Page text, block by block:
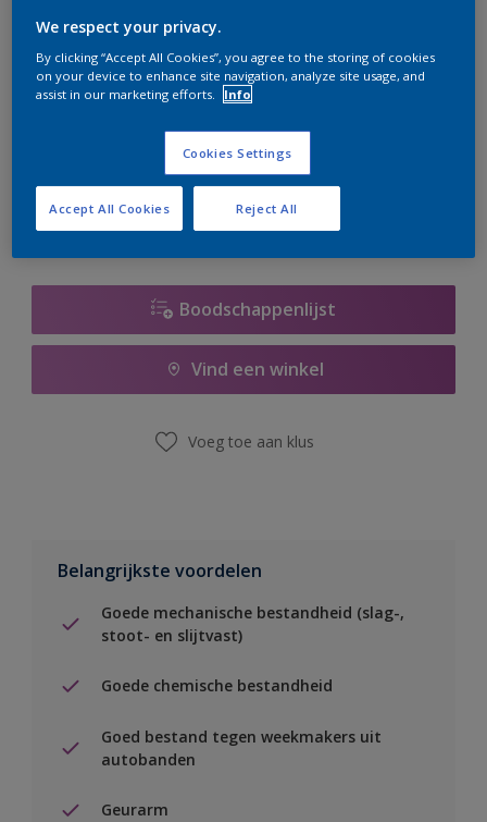
te bestellen. Houd de website in de gaten, we werken
er hard aan om de voorraad aan te vullen.
Boodschappenlijst
Vind een winkel
Voeg toe aan klus
Belangrijkste voordelen
Goede mechanische bestandheid (slag-,
stoot- en slijtvast)
Goede chemische bestandheid
Goed bestand tegen weekmakers uit
autobanden
Geurarm
We respect your privacy.
By clicking “Accept All Cookies”, you agree to the storing of cookies
on your device to enhance site navigation, analyze site usage, and
assist in our marketing efforts.
Info
Cookies Settings
Reject All
Accept All Cookies